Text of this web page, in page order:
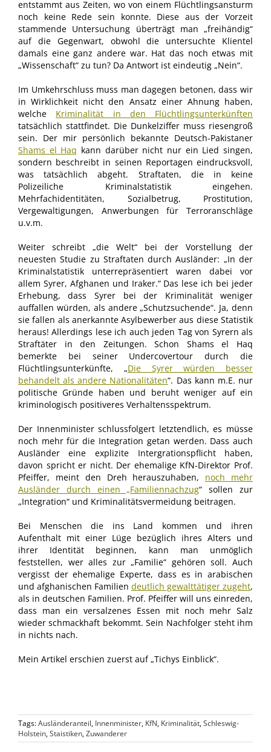
entstammt aus Zeiten, wo von einem Flüchtlingsansturm
noch keine Rede sein konnte. Diese aus der Vorzeit
stammende Untersuchung überträgt man „freihändig“
auf die Gegenwart, obwohl die untersuchte Klientel
damals eine ganz andere war. Hat das noch etwas mit
„Wissenschaft“ zu tun? Da Antwort ist eindeutig „Nein“.
Im Umkehrschluss muss man dagegen betonen, dass wir
in Wirklichkeit nicht den Ansatz einer Ahnung haben,
welche Kriminalität in den Flüchtlingsunterkünften
tatsächlich stattfindet. Die Dunkelziffer muss riesengroß
sein. Der mir persönlich bekannte Deutsch-Pakistaner
Shams el Haq kann darüber nicht nur ein Lied singen,
sondern beschreibt in seinen Reportagen eindrucksvoll,
was tatsächlich abgeht. Straftaten, die in keine
Polizeiliche Kriminalstatistik eingehen.
Mehrfachidentitäten, Sozialbetrug, Prostitution,
Vergewaltigungen, Anwerbungen für Terroranschläge
u.v.m.
Weiter schreibt „die Welt“ bei der Vorstellung der
neuesten Studie zu Straftaten durch Ausländer: „In der
Kriminalstatistik unterrepräsentiert waren dabei vor
allem Syrer, Afghanen und Iraker.“ Das lese ich bei jeder
Erhebung, dass Syrer bei der Kriminalität weniger
auffallen würden, als andere „Schutzsuchende“. Ja, denn
sie fallen als anerkannte Asylbewerber aus diese Statistik
heraus! Allerdings lese ich auch jeden Tag von Syrern als
Straftäter in den Zeitungen. Schon Shams el Haq
bemerkte bei seiner Undercovertour durch die
Flüchtlingsunterkünfte, „Die Syrer würden besser
behandelt als andere Nationalitäten“. Das kann m.E. nur
politische Gründe haben und beruht weniger auf ein
kriminologisch positiveres Verhaltensspektrum.
Der Innenminister schlussfolgert letztendlich, es müsse
noch mehr für die Integration getan werden. Dass auch
Ausländer eine explizite Intergrationspflicht haben,
davon spricht er nicht. Der ehemalige KfN-Direktor Prof.
Pfeiffer, meint den Dreh herauszuhaben, noch mehr
Ausländer durch einen „Familiennachzug“ sollen zur
„Integration“ und Kriminalitätsvermeidung beitragen.
Bei Menschen die ins Land kommen und ihren
Aufenthalt mit einer Lüge bezüglich ihres Alters und
ihrer Identität beginnen, kann man unmöglich
feststellen, wer alles zur „Familie“ gehören soll. Auch
vergisst der ehemalige Experte, dass es in arabischen
und afghanischen Familiendeutlich gewalttätiger zugeht,
als in deutschen Familien. Prof. Pfeiffer will uns einreden,
dass man ein versalzenes Essen mit noch mehr Salz
wieder schmackhaft bekommt. Sein Nachfolger steht ihm
in nichts nach.
Mein Artikel erschien zuerst auf „Tichys Einblick“.
Tags:Ausländeranteil, Innenminister, KfN, Kriminalität,Schleswig-
Holstein,Staistiken,Zuwanderer